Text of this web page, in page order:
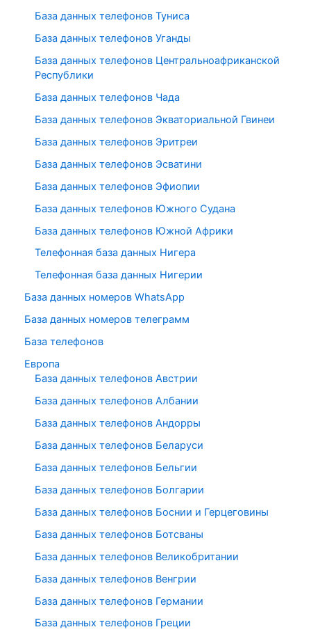
База данных телефонов Туниса
База данных телефонов Уганды
База данных телефонов Центральноафриканской
Республики
База данных телефонов Чада
База данных телефонов Экваториальной Гвинеи
База данных телефонов Эритреи
База данных телефонов Эсватини
База данных телефонов Эфиопии
База данных телефонов Южного Судана
База данных телефонов Южной Африки
Телефонная база данных Нигера
Телефонная база данных Нигерии
База данных номеров WhatsApp
База данных номеров телеграмм
База телефонов
Европа
База данных телефонов Австрии
База данных телефонов Албании
База данных телефонов Андорры
База данных телефонов Беларуси
База данных телефонов Бельгии
База данных телефонов Болгарии
База данных телефонов Боснии и Герцеговины
База данных телефонов Ботсваны
База данных телефонов Великобритании
База данных телефонов Венгрии
База данных телефонов Германии
База данных телефонов Греции